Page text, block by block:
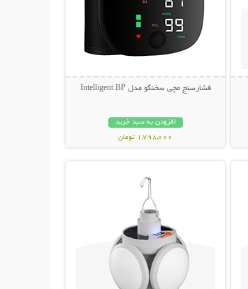
فشارسنج مچی سخنگو مدل Intelligent BP
افزودن به سبد خرید
1,798,000 تومان